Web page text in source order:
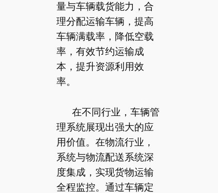
量与车辆载货能力，合
理分配运输车辆，提高
车辆满载率，降低空载
率，有效节约运输成
本，提升资源利用效
率。
在不同行业，车辆管
理系统展现出强大的应
用价值。在物流行业，
系统与物流配送系统深
度集成，实现货物运输
全程监控。通过车辆定